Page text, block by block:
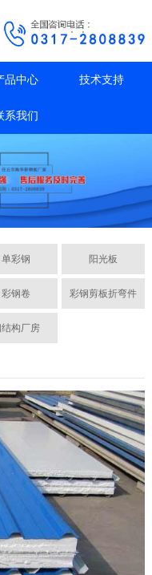
品中心 技术支持
系我们
单彩钢 阳光板
彩钢卷 彩钢剪板折弯件
结构厂房